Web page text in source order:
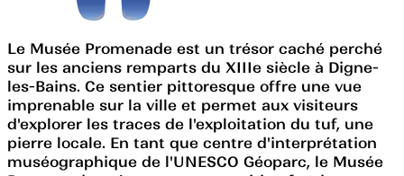
Le Musée Promenade est un trésor caché perché
sur les anciens remparts du XIIIe siècle à Digne-
les-Bains. Ce sentier pittoresque offre une vue
imprenable sur la ville et permet aux visiteurs
d'explorer les traces de l'exploitation du tuf, une
pierre locale. En tant que centre d'interprétation
muséographique de l'UNESCO Géoparc, le Musée